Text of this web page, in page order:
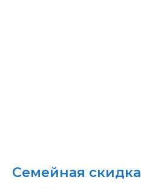
Семейная скидка